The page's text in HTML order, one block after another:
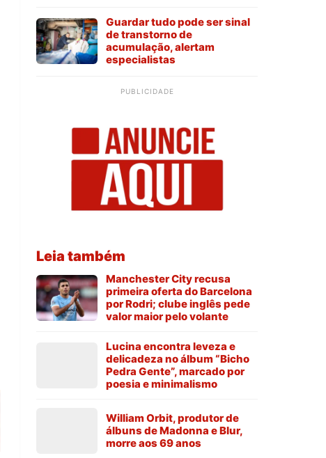
Guardar tudo pode ser sinal
de transtorno de
acumulação, alertam
especialistas
PUBLICIDADE
Leia também
Manchester City recusa
primeira oferta do Barcelona
por Rodri; clube inglês pede
valor maior pelo volante
Lucina encontra leveza e
delicadeza no álbum “Bicho
Pedra Gente”, marcado por
poesia e minimalismo
William Orbit, produtor de
álbuns de Madonna e Blur,
morre aos 69 anos